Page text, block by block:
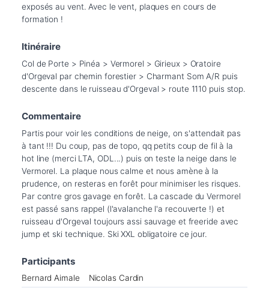
exposés au vent. Avec le vent, plaques en cours de
Itinéraire
Col de Porte > Pinéa > Vermorel > Girieux > Oratoire
d'Orgeval par chemin forestier > Charmant Som A/R puis
Commentaire
Partis pour voir les conditions de neige, on s'attendait pas
à tant !!! Du coup, pas de topo, qq petits coup de fil à la
hot line (merci LTA, ODL...) puis on teste la neige dans le
Vermorel. La plaque nous calme et nous amène à la
prudence, on resteras en forêt pour minimiser les risques.
Par contre gros gavage en forêt. La cascade du Vermorel
est passé sans rappel (l'avalanche l'a recouverte !) et
ruisseau d'Orgeval toujours assi sauvage et freeride avec
Participants
Bernard Aimale Nicolas Cardin